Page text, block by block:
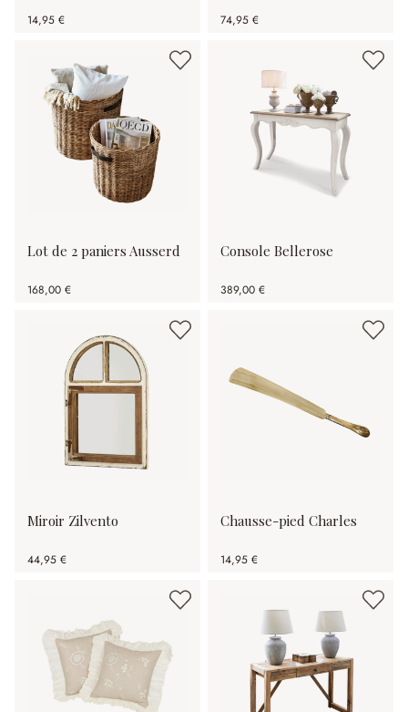
14,95 € 74,95 €
Lot de 2 paniers Ausserd
168,00 €
Console Bellerose
389,00 €
Miroir Zilvento
44,95 €
Chausse-pied Charles
14,95 €